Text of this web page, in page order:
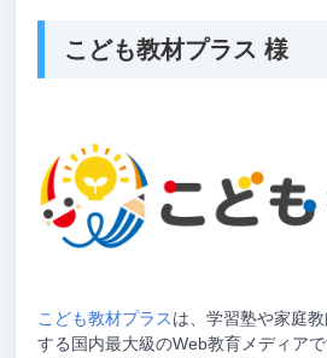
こども教材プラス 様
こども教材プラスは、学習塾や家庭
する国内最大級のWeb教育メディア